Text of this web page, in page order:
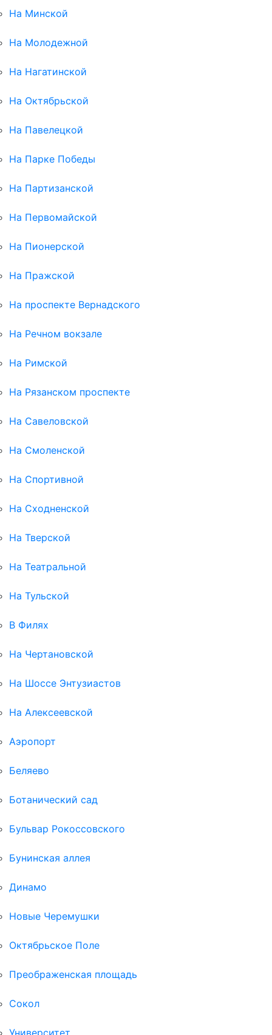
На Минской
На Молодежной
На Нагатинской
На Октябрьской
На Павелецкой
На Парке Победы
На Партизанской
На Первомайской
На Пионерской
На Пражской
На проспекте Вернадского
На Речном вокзале
На Римской
На Рязанском проспекте
На Савеловской
На Смоленской
На Спортивной
На Сходненской
На Тверской
На Театральной
На Тульской
В Филях
На Чертановской
На Шоссе Энтузиастов
На Алексеевской
Аэропорт
Беляево
Ботанический сад
Бульвар Рокоссовского
Бунинская аллея
Динамо
Новые Черемушки
Октябрьское Поле
Преображенская площадь
Сокол
Университет